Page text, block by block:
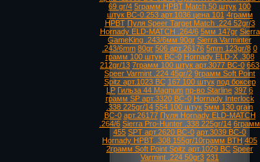
69 gr/4 5грамм HPBT Match 50 штук 100
штук ВС-0.253 арт.1036 цена 101 4грамм
HPBT Пуля Speer Target Match .224 52gr/3
Hornady ELD-MATCH .264/6 5мм 147gr Sierra
GameKing .243/6мм 90gr Sierra Varminter
.243/6mm 80gr 506 арт.26176 5mm 123gr/8 0
грамм 100 штук ВС-0 Hornady ELD-X .308
212gr/13 7грамм 100 штук арт.3077 ВС-0 663
Speer Varmint .224 45gr/2 9грамм Soft Point
Spitz арт.1023 ВС 167 100 штук под боксер
LP Гильза 44 Magnum пр-во Starline 397 6
грамм SP арт.3320 ВС-0 Hornady Interlock
.338 225gr/14 554 100 штук 5мм 130 grain
ВС-0 арт.26177 Пуля Hornady ELD-MATCH
.264/6 Sierra Pro-Hunter .338 225gr/14 6грамм
455 SPT арт.2620 ВС-0 арт.3039 ВС-0
Hornady HPBT .308 155gr/10грамм BTH 405
2грамм Soft Point Spitz арт.1029 ВС Speer
Varmint .224 50gr3 231